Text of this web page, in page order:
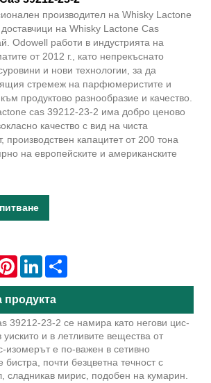
производител на Whisky Lactone
на Whisky Lactone Cas
Odowell работи в индустрията на
от 2012 г., като непрекъснато
и нови технологии, за да
стремеж на парфюмеристите и
продуктово разнообразие и качество.
cas 39212-23-2 има добро ценово
качество с вид на чиста
производствен капацитет от 200 тона
на европейските и американските
PinterestLinkedIn
продукта
39212-23-2 се намира като негови цис-
и в летливите вещества от
изомерът е по-важен в сетивно
почти безцветна течност с
сладникав мирис, подобен на кумарин.